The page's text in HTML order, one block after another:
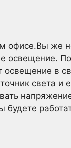
же
освещение.
в
света